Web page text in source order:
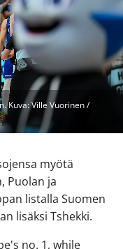
Kuva: Ville Vuorinen /
myötä
Puolan ja
listalla Suomen
lisäksi Tshekki.
no. 1, while